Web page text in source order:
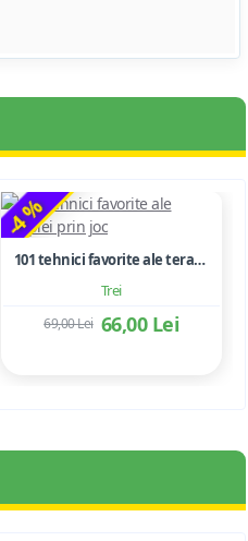
-4 %
Trei
101 tehnici favorite ale terapiei prin joc
66,00 Lei
69,00 Lei